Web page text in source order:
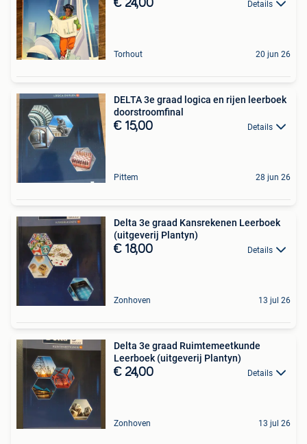
€ 24,00 Details
Torhout 20 jun 26
DELTA 3e graad logica en rijen leerboek
doorstroomfinal
€ 15,00 Details
Pittem 28 jun 26
Delta 3e graad Kansrekenen Leerboek
(uitgeverij Plantyn)
€ 18,00 Details
Zonhoven 13 jul 26
Delta 3e graad Ruimtemeetkunde
Leerboek (uitgeverij Plantyn)
€ 24,00 Details
Zonhoven 13 jul 26